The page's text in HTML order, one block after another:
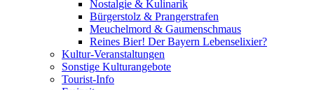
Nostalgie & Kulinarik
Bürgerstolz & Prangerstrafen
Meuchelmord & Gaumenschmaus
Reines Bier! Der Bayern Lebenselixier?
Kultur-Veranstaltungen
Sonstige Kulturangebote
Tourist-Info